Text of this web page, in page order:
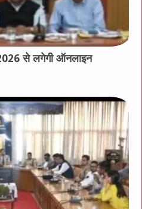
से लगेगी ऑनलाइन